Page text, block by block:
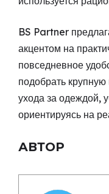
BS Partner
акцентом на
повседневное
подобрать
ухода за одеждой,
ориентируясь на
АВТОР